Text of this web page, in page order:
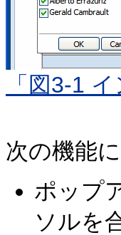
「図3-1
次の機能
ポップ
ソルを